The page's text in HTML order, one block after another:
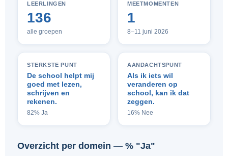
LEERLINGEN
136
alle groepen
MEETMOMENTEN
1
8–11 juni 2026
STERKSTE PUNT
De school helpt mij
goed met lezen,
schrijven en
rekenen.
82% Ja
AANDACHTSPUNT
Als ik iets wil
veranderen op
school, kan ik dat
zeggen.
16% Nee
Overzicht per domein — % "Ja"